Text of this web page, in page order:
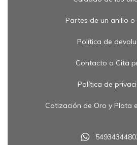
Partes de un anillo
Política de
Contacto o Cita
Política de
Cotización de Oro y Plata